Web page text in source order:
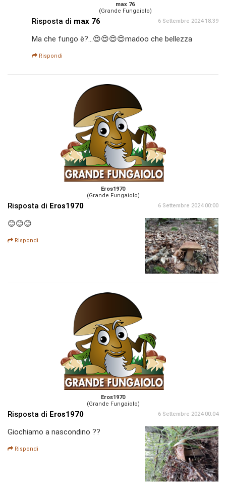
max 76
(Grande Fungaiolo)
Risposta di max 76 6 Settembre 2024 18:39
Ma che fungo è?...😍😍😍😍madoo che bellezza
Rispondi
Eros1970
(Grande Fungaiolo)
Risposta di Eros1970 6 Settembre 2024 00:00
😊😊😊
Rispondi
Eros1970
(Grande Fungaiolo)
Risposta di Eros1970 6 Settembre 2024 00:04
Giochiamo a nascondino ??
Rispondi